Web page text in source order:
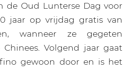
de Oud Lunterse Dag voor
jaar op vrijdag gratis van
wanneer ze gegeten
Volgend jaar gaat
gewoon door en is het